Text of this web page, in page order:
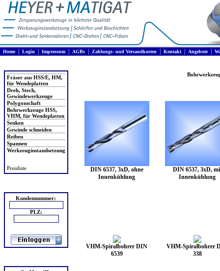
Home| Login Impressum AGBs Zahlungs- und Versandkosten Kontakt| Angebote|
Fräser aus HSS/E, HM,
für Wendeplatten
Dreh, Stech,
Gewindewerkzeuge
Polygonschaft
Bohrwerkzeuge HSS,
VHM, für Wendeplatten
Senken
Gewinde schneiden
Reiben
Spannen
Werkzeuginstandsetzung
Preisliste
Kundennummer:
PLZ:
DIN 6537, 3xD, ohne
Innenkühlung
DIN 6537, 3xD,
Innenkühlung
VHM-Spiralbohrer DIN
6539
VHM-Spiralbohrer
338